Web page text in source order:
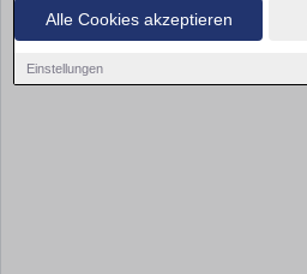
Alle Cookies akzeptieren
Einstellungen